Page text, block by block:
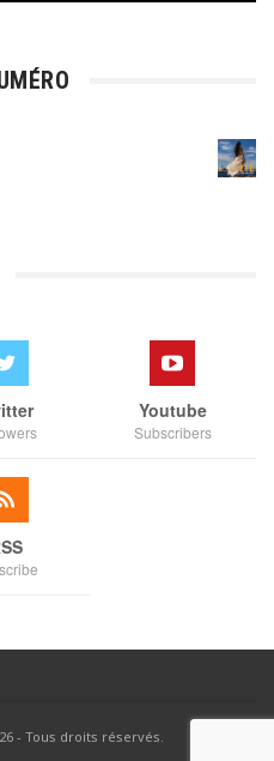
Youtube
Subscribers
- Tous droits réservés.